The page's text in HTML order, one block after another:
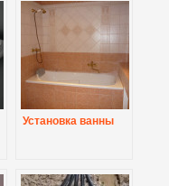
Установка ванны